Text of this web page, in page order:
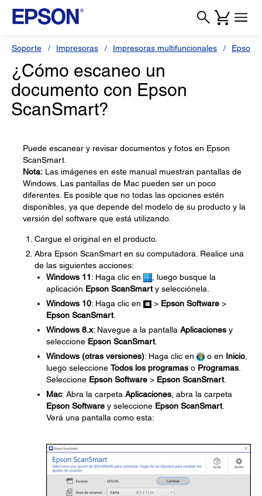
Soporte Impresoras Impresoras multifuncionales Epson L
¿Cómo escaneo un
documento con Epson
ScanSmart?
Puede escanear y revisar documentos y fotos en Epson
ScanSmart.
Nota: Las imágenes en este manual muestran pantallas de
Windows. Las pantallas de Mac pueden ser un poco
diferentes. Es posible que no todas las opciones estén
disponibles, ya que depende del modelo de su producto y la
versión del software que está utilizando.
Cargue el original en el producto.
Abra Epson ScanSmart en su computadora. Realice una
de las siguientes acciones:
Windows 11: Haga clic en
, luego busque la
aplicación Epson ScanSmarty selecciónela.
Windows 10: Haga clic en > Epson Software >
Epson ScanSmart.
Windows 8.x: Navegue a la pantalla Aplicaciones y
seleccione Epson ScanSmart.
Windows (otras versiones): Haga clic en o en Inicio
luego seleccione Todos los programas o Programas
Seleccione Epson Software > Epson ScanSmart.
Mac: Abra la carpeta Aplicaciones , abra la carpeta
Epson Software y seleccione Epson ScanSmart.
Verá una pantalla como esta: